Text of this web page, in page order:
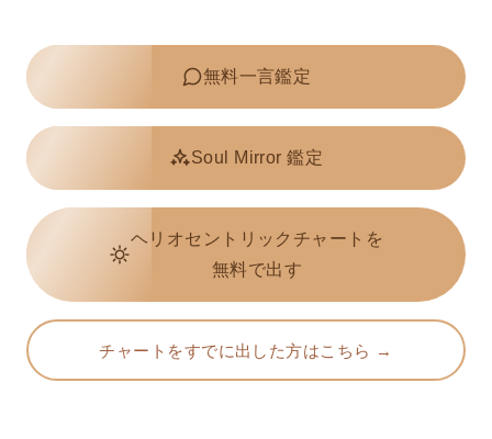
無料一言鑑定
Soul Mirror 鑑定
ヘリオセントリックチャートを
無料で出す
チャートをすでに出した方はこちら →